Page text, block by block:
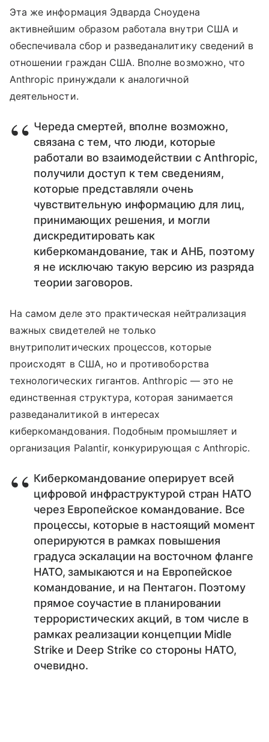
Эта же информация Эдварда Сноудена
активнейшим образом работала внутри США и
обеспечивала сбор и разведаналитику сведений в
отношении граждан США. Вполне возможно, что
Anthropic принуждали к аналогичной
деятельности.
Череда смертей, вполне возможно,
связана с тем, что люди, которые
работали во взаимодействии с Anthropic,
получили доступ к тем сведениям,
которые представляли очень
чувствительную информацию для лиц,
принимающих решения, и могли
дискредитировать как
киберкомандование, так и АНБ, поэтому
я не исключаю такую версию из разряда
теории заговоров.
На самом деле это практическая нейтрализация
важных свидетелей не только
внутриполитических процессов, которые
происходят в США, но и противоборства
технологических гигантов. Anthropic — это не
единственная структура, которая занимается
разведаналитикой в интересах
киберкомандования. Подобным промышляет и
организация Palantir, конкурирующая с Anthropic.
Киберкомандование оперирует всей
цифровой инфраструктурой стран НАТО
через Европейское командование. Все
процессы, которые в настоящий момент
оперируются в рамках повышения
градуса эскалации на восточном фланге
НАТО, замыкаются и на Европейское
командование, и на Пентагон. Поэтому
прямое соучастие в планировании
террористических акций, в том числе в
рамках реализации концепции Midle
Strike и Deep Strike со стороны НАТО,
очевидно.